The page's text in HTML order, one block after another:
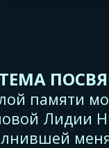
памяти
Лидии